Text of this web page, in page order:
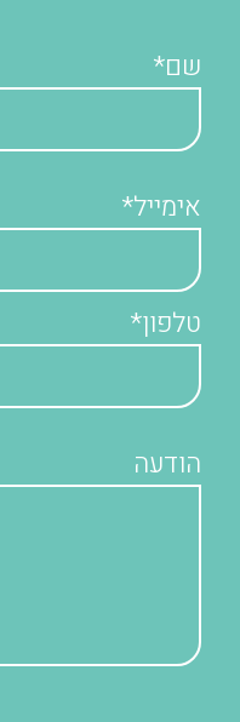
שם*
אימייל*
טלפון*
הודעה